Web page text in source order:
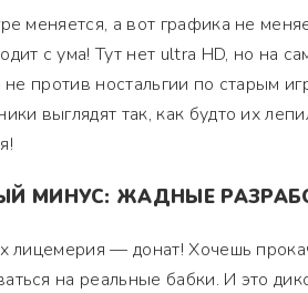
меняется, а вот графика не
с ума! Тут нет ultra HD, но на
не против ностальгии по старым
выглядят так, как будто их
МИНУС: ЖАДНЫЕ
лицемерия — донат! Хочешь
на реальные бабки. И это